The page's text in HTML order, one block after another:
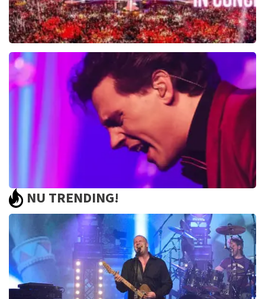
Toppers In Concert
2393+reviews
BEKIJKEN
Bouke And The Elvis Matters Band
961+ reviews
BEKIJKEN
NU TRENDING!